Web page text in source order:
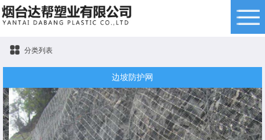
分类列表
边坡防护网